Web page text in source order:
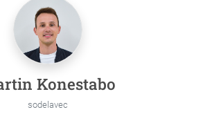
Konestabo
sodelavec